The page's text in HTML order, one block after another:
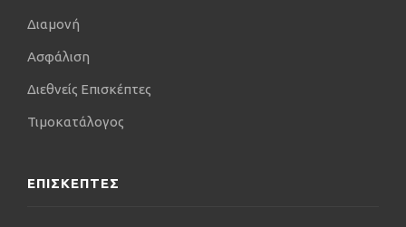
Διαμονή
Ασφάλιση
Διεθνείς Επισκέπτες
Τιμοκατάλογος
ΕΠΙΣΚΕΠΤΕΣ